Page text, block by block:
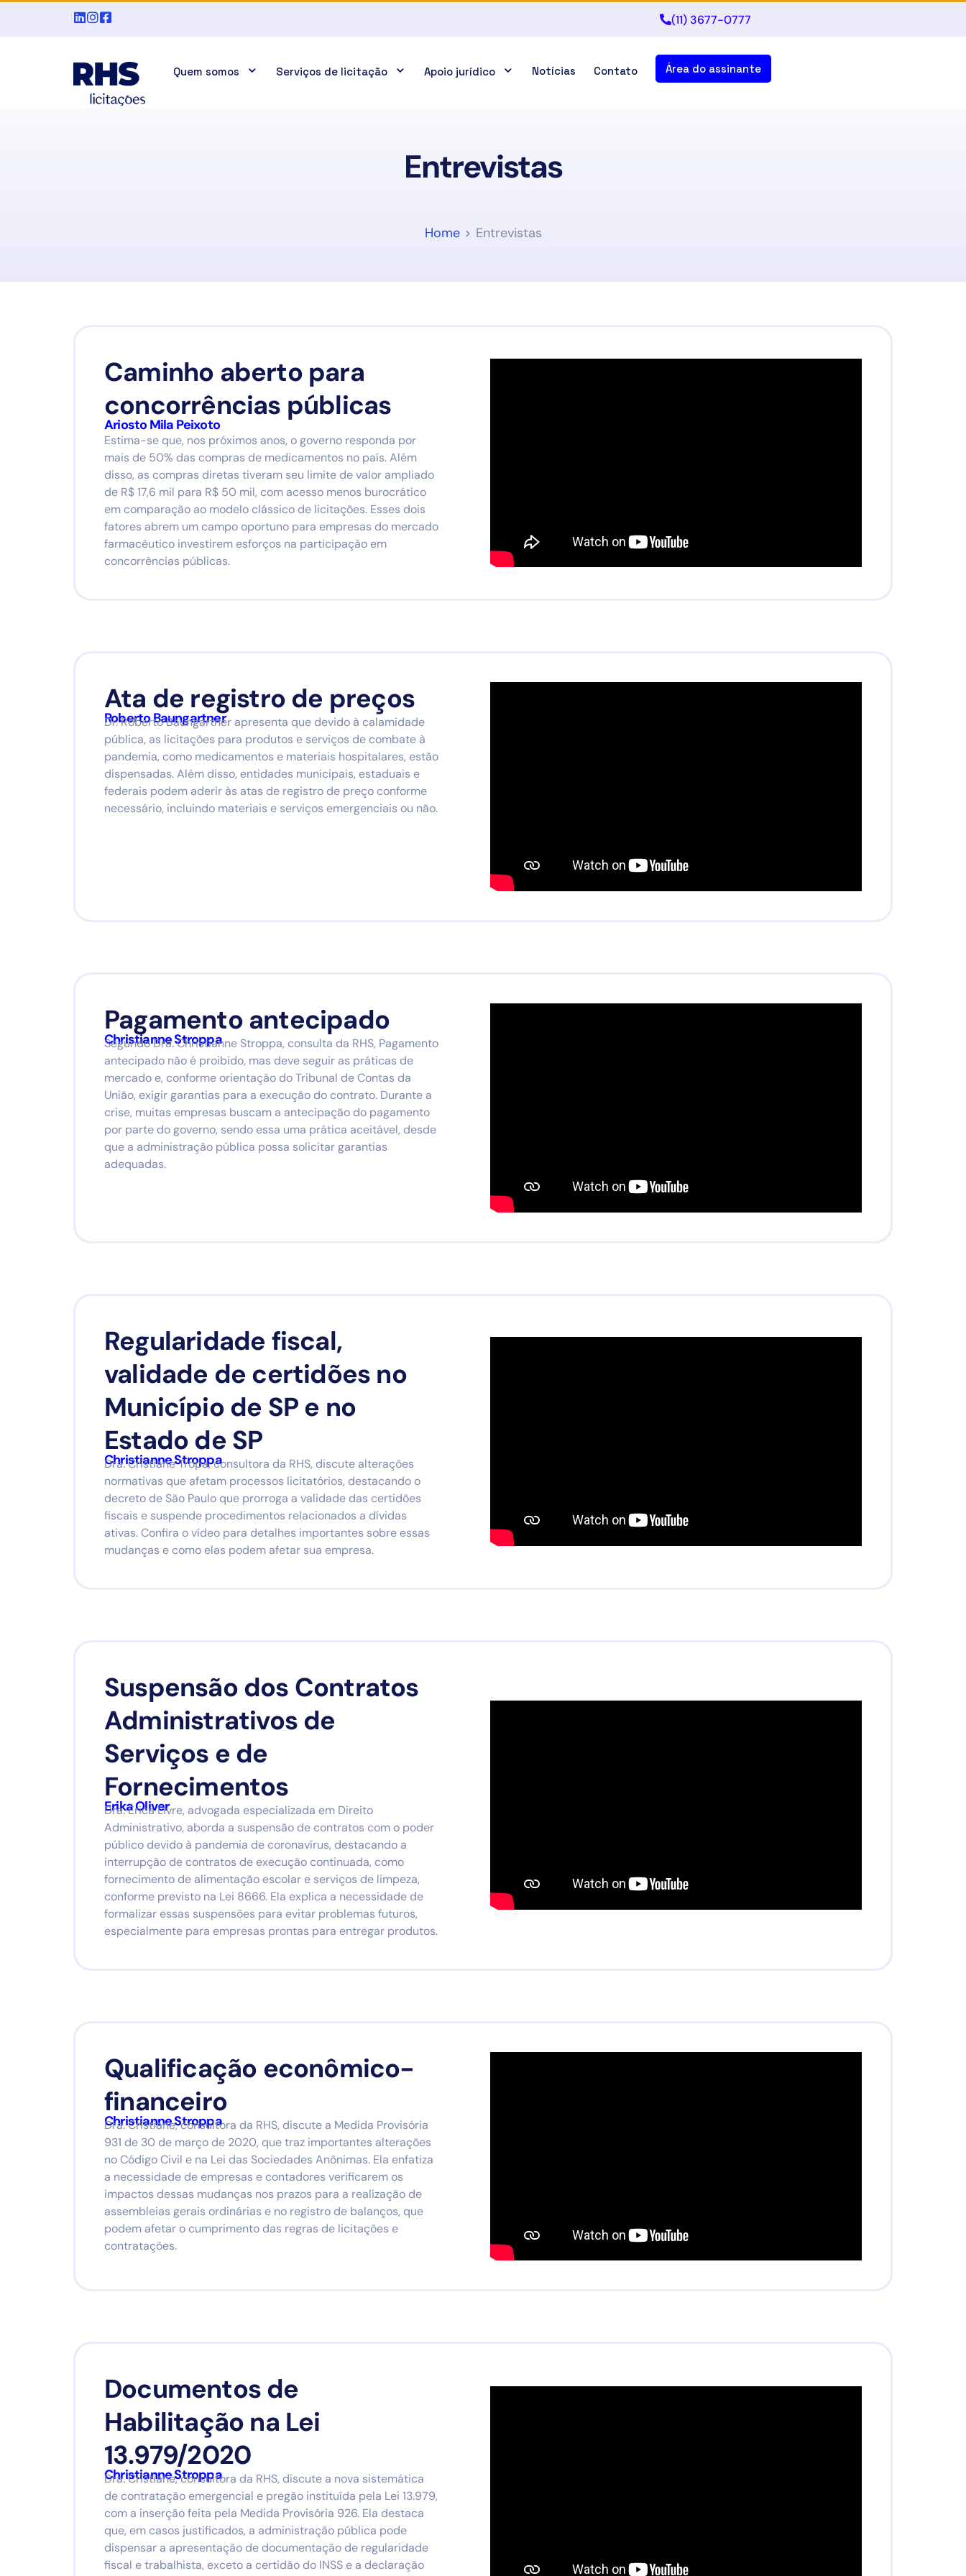
(11) 3677-0777
Quem somos Serviços de licitação Apoio jurídico Notícias Contato Área do assinante
Entrevistas
Home Entrevistas
Caminho aberto para
concorrências públicas
Ariosto Mila Peixoto
Estima-se que, nos próximos anos, o governo responda por
mais de 50% das compras de medicamentos no país. Além
disso, as compras diretas tiveram seu limite de valor ampliado
de R$ 17,6 mil para R$ 50 mil, com acesso menos burocrático
em comparação ao modelo clássico de licitações. Esses dois
fatores abrem um campo oportuno para empresas do mercado
farmacêutico investirem esforços na participação em
concorrências públicas.
Ata de registro de preços
Roberto Baungartner
Dr. Roberto Baungartner apresenta que devido à calamidade
pública, as licitações para produtos e serviços de combate à
pandemia, como medicamentos e materiais hospitalares, estão
dispensadas. Além disso, entidades municipais, estaduais e
federais podem aderir às atas de registro de preço conforme
necessário, incluindo materiais e serviços emergenciais ou não.
Pagamento antecipado
Christianne Stroppa
Segundo Dra. Christianne Stroppa, consulta da RHS, Pagamento
antecipado não é proibido, mas deve seguir as práticas de
mercado e, conforme orientação do Tribunal de Contas da
União, exigir garantias para a execução do contrato. Durante a
crise, muitas empresas buscam a antecipação do pagamento
por parte do governo, sendo essa uma prática aceitável, desde
que a administração pública possa solicitar garantias
adequadas.
Regularidade fiscal,
validade de certidões no
Município de SP e no
Estado de SP
Christianne Stroppa
Dra. Cristiane Tropa, consultora da RHS, discute alterações
normativas que afetam processos licitatórios, destacando o
decreto de São Paulo que prorroga a validade das certidões
fiscais e suspende procedimentos relacionados a dívidas
ativas. Confira o vídeo para detalhes importantes sobre essas
mudanças e como elas podem afetar sua empresa.
Suspensão dos Contratos
Administrativos de
Serviços e de
Fornecimentos
Erika Oliver
Dra. Érica Livre, advogada especializada em Direito
Administrativo, aborda a suspensão de contratos com o poder
público devido à pandemia de coronavírus, destacando a
interrupção de contratos de execução continuada, como
fornecimento de alimentação escolar e serviços de limpeza,
conforme previsto na Lei 8666. Ela explica a necessidade de
formalizar essas suspensões para evitar problemas futuros,
especialmente para empresas prontas para entregar produtos.
Qualificação econômico-
financeiro
Christianne Stroppa
Dra. Cristiane, consultora da RHS, discute a Medida Provisória
931 de 30 de março de 2020, que traz importantes alterações
no Código Civil e na Lei das Sociedades Anônimas. Ela enfatiza
a necessidade de empresas e contadores verificarem os
impactos dessas mudanças nos prazos para a realização de
assembleias gerais ordinárias e no registro de balanços, que
podem afetar o cumprimento das regras de licitações e
contratações.
Documentos de
Habilitação na Lei
13.979/2020
Christianne Stroppa
Dra. Cristiane, consultora da RHS, discute a nova sistemática
de contratação emergencial e pregão instituída pela Lei 13.979,
com a inserção feita pela Medida Provisória 926. Ela destaca
que, em casos justificados, a administração pública pode
dispensar a apresentação de documentação de regularidade
fiscal e trabalhista, exceto a certidão do INSS e a declaração